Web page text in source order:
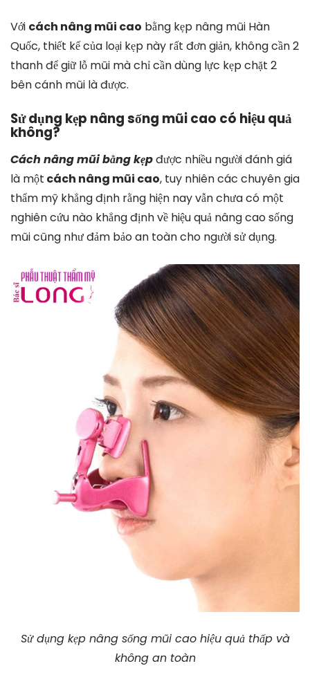
Với cách nâng mũi cao bằng kẹp nâng mũi Hàn
Quốc, thiết kế của loại kẹp này rất đơn giản, không cần 2
thanh để giữ lỗ mũi mà chỉ cần dùng lực kẹp chặt 2
bên cánh mũi là được.
Sử dụng kẹp nâng sống mũi cao có hiệu quả
không?
Cách nâng mũi bằng kẹpđược nhiều người đánh giá
là một cách nâng mũi cao, tuy nhiên các chuyên gia
thẩm mỹ khẳng định rằng hiện nay vẫn chưa có một
nghiên cứu nào khẳng định về hiệu quả nâng cao sống
mũi cũng như đảm bảo an toàn cho người sử dụng.
Sử dụng kẹp nâng sống mũi cao hiệu quả thấp và
không an toàn